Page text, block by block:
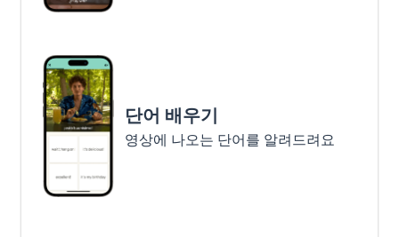
단어 배우기
영상에 나오는 단어를 알려드려요